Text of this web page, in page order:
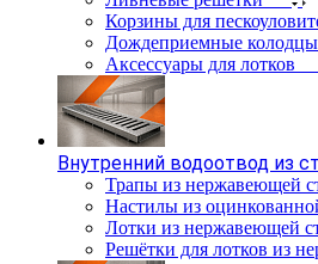
Корзины для
Дождеприемные колодцы
Аксессуары для лотков
Внутренний водоотвод из
Трапы из нержавеющей
Настилы из
Лотки из нержавеющей
Решётки для лотков из